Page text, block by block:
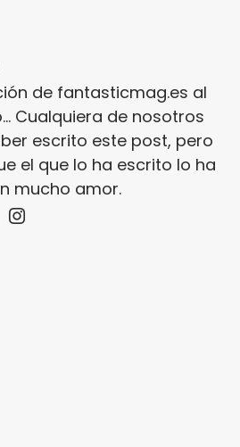
de fantasticmag.es al
Cualquiera de nosotros
escrito este post, pero
el que lo ha escrito lo ha
mucho amor.